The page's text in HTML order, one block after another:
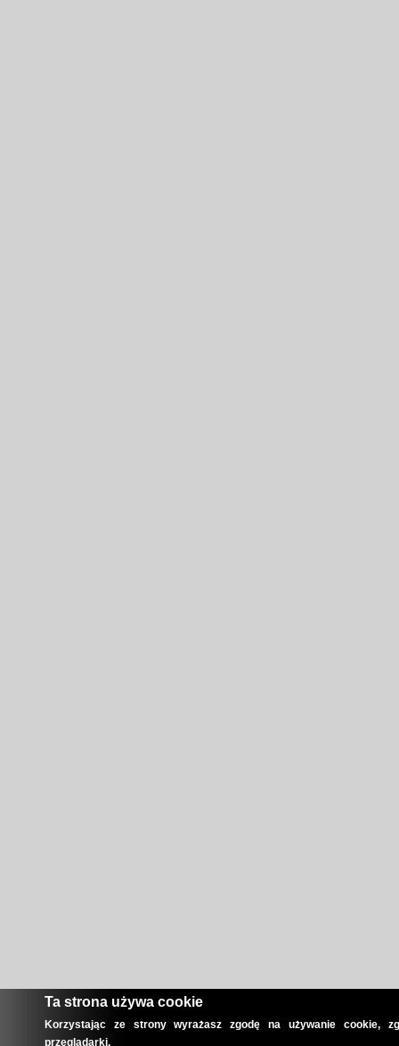
Ta strona używa cookie
Korzystając ze strony wyrażasz zgodę na używanie cookie,
przeglądarki.